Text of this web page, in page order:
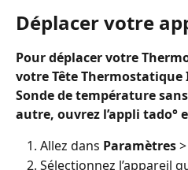
Déplacer votre
Pour déplacer votre
votre Tête
Sonde de température
autre, ouvrez l’appli tado°
Allez dans Paramètres >
Sélectionnez l’appareil